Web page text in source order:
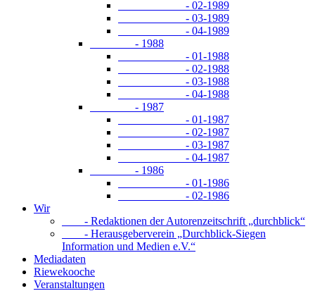
- 02-1989
- 03-1989
- 04-1989
- 1988
- 01-1988
- 02-1988
- 03-1988
- 04-1988
- 1987
- 01-1987
- 02-1987
- 03-1987
- 04-1987
- 1986
- 01-1986
- 02-1986
Wir
- Redaktionen der Autorenzeitschrift „durchblick“
- Herausgeberverein „Durchblick-Siegen
Information und Medien e.V.“
Mediadaten
Riewekooche
Veranstaltungen